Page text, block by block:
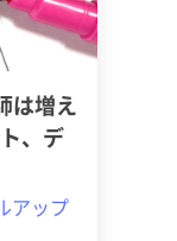
は増え
、デ
アップ